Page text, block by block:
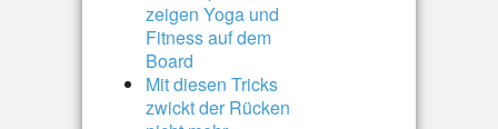
zeigen Yoga und
Fitness auf dem
Board
Mit diesen Tricks
zwickt der Rücken